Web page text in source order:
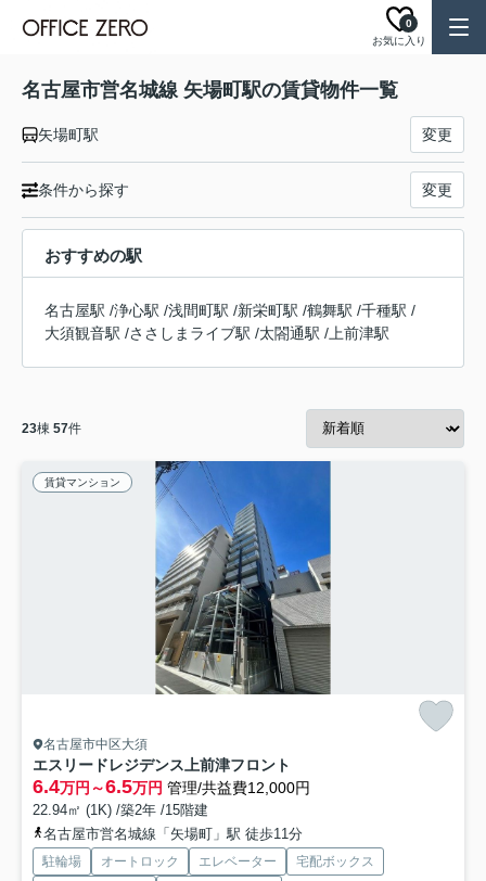
お気に入り
0
名古屋市営名城線 矢場町駅の賃貸物件一覧
矢場町駅 変更
条件から探す 変更
おすすめの駅
名古屋駅 /浄心駅 /浅間町駅 /新栄町駅 /鶴舞駅 /千種駅 /
大須観音駅 /ささしまライブ駅 /太閤通駅 / 上前津駅
23棟 57件
賃貸マンション
名古屋市中区大須
エスリードレジデンス上前津フロント
6.4万円～6.5万円 管理/共益費12,000円
22.94㎡ (1K) /築2年 /15階建
名古屋市営名城線「矢場町」駅 徒歩11分
駐輪場 オートロック エレベーター
宅配ボックス